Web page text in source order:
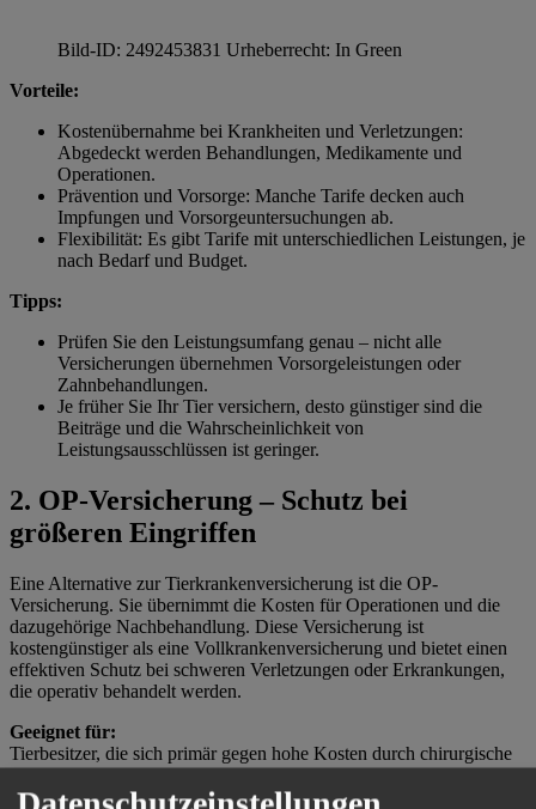
Bild-ID: 2492453831 Urheberrecht: In Green
Vorteile:
Kostenübernahme bei Krankheiten und Verletzungen:
Abgedeckt werden Behandlungen, Medikamente und
Operationen.
Prävention und Vorsorge: Manche Tarife decken auch
Impfungen und Vorsorgeuntersuchungen ab.
Flexibilität: Es gibt Tarife mit unterschiedlichen Leistungen, je
nach Bedarf und Budget.
Tipps:
Prüfen Sie den Leistungsumfang genau – nicht alle
Versicherungen übernehmen Vorsorgeleistungen oder
Zahnbehandlungen.
Je früher Sie Ihr Tier versichern, desto günstiger sind die
Beiträge und die Wahrscheinlichkeit von
Leistungsausschlüssen ist geringer.
2. OP-Versicherung – Schutz bei
größeren Eingriffen
Eine Alternative zur Tierkrankenversicherung ist die OP-
Versicherung. Sie übernimmt die Kosten für Operationen und die
dazugehörige Nachbehandlung. Diese Versicherung ist
kostengünstiger als eine Vollkrankenversicherung und bietet einen
effektiven Schutz bei schweren Verletzungen oder Erkrankungen,
die operativ behandelt werden.
Geeignet für:
Tierbesitzer, die sich primär gegen hohe Kosten durch chirurgische
Eingriffe absichern möchten.